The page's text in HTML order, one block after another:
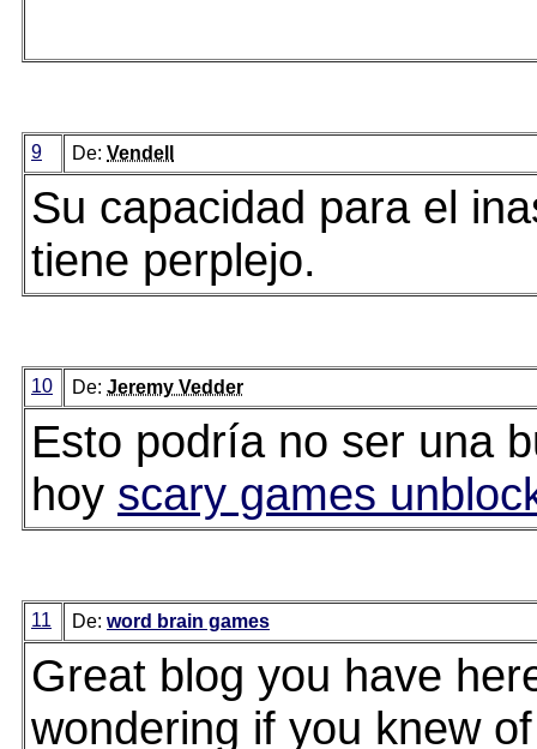
9 De: Vendell
Su capacidad para el
tiene perplejo.
10 De: Jeremy Vedder
Esto podría no ser una
hoy scary games
11 De: word brain games
Great blog you have
wondering if you knew